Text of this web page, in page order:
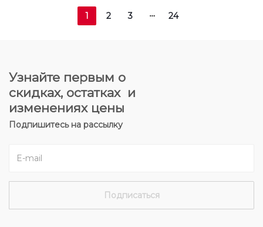
1 2 3 24
Узнайте первым о
скидках, остатках и
изменениях цены
Подпишитесь на рассылку